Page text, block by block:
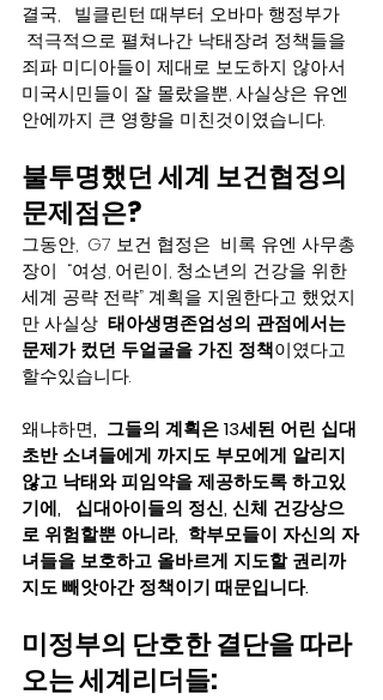
결국,   빌클린턴 때부터 오바마 행정부가
적극적으로 펼쳐나간 낙태장려 정책들을
죄파 미디아들이 제대로 보도하지 않아서
미국시민들이 잘 몰랐을뿐, 사실상은 유엔
안에까지 큰 영향을 미친것이였습니다.
불투명했던 세계 보건협정의
문제점은?
그동안,  G7 보건 협정은  비록 유엔 사무총
장이  “여성, 어린이, 청소년의 건강을 위한
세계 공략 전략” 계획을 지원한다고 했었지
만 사실상 태아생명존엄성의 관점에서는
문제가 컸던 두얼굴을 가진 정책이였다고
할수있습니다.
왜냐하면,  그들의 계획은 13세된 어린 십대
초반 소녀들에게 까지도 부모에게 알리지
않고 낙태와 피임약을 제공하도록 하고있
기에,   십대아이들의 정신, 신체 건강상으
로 위험할뿐 아니라,  학부모들이 자신의 자
녀들을 보호하고 올바르게 지도할 권리까
지도 빼앗아간 정책이기 때문입니다.
미정부의 단호한 결단을 따라
오는 세계리더들: